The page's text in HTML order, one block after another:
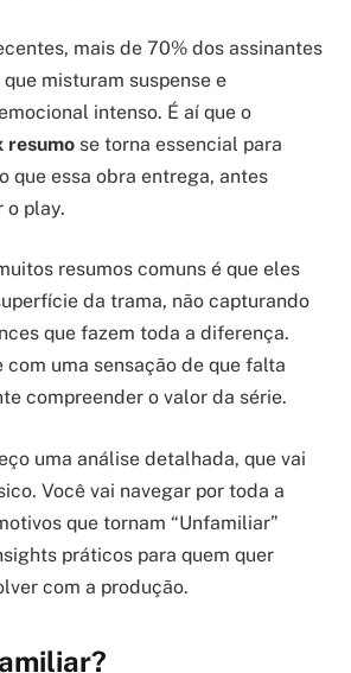
mais de 70% dos assinantes
misturam suspense e
intenso. É aí que o
resumo se torna essencial para
que essa obra entrega, antes
o play.
resumos comuns é que eles
da trama, não capturando
que fazem toda a diferença.
com uma sensação de que falta
compreender o valor da série.
uma análise detalhada, que vai
Você vai navegar por toda a
que tornam “Unfamiliar”
práticos para quem quer
com a produção.